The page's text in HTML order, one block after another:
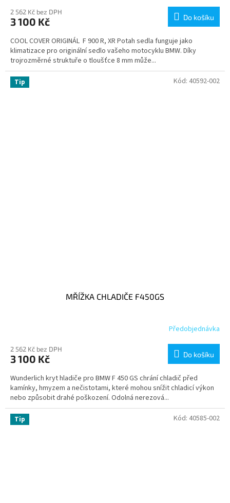
2 562 Kč bez DPH
3 100 Kč Do košíku
COOL COVER ORIGINÁL F 900 R, XR Potah sedla funguje jako
klimatizace pro originální sedlo vašeho motocyklu BMW. Díky
trojrozměrné struktuře o tloušťce 8 mm může...
Tip
MŘÍŽKA CHLADIČE F450GS
Předobjednávka
2 562 Kč bez DPH
3 100 Kč Do košíku
Wunderlich kryt hladiče pro BMW F 450 GS chrání chladič před
kamínky, hmyzem a nečistotami, které mohou snížit chladicí výkon
nebo způsobit drahé poškození. Odolná nerezová...
Kód: 40592-002
Tip Kód: 40585-002